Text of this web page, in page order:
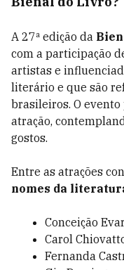
A 27ª edição da
com a participação
artistas e
literário e que são
brasileiros. O
atração,
gostos.
Entre as atrações
nomes da
Conceição
Carol
Fernanda